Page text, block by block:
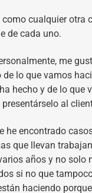
como cualquier otra
de cada uno.
me
de lo que vamos
hecho y de lo que
presentárselo al
he encontrado
que llevan
años y no solo
si no que
haciendo